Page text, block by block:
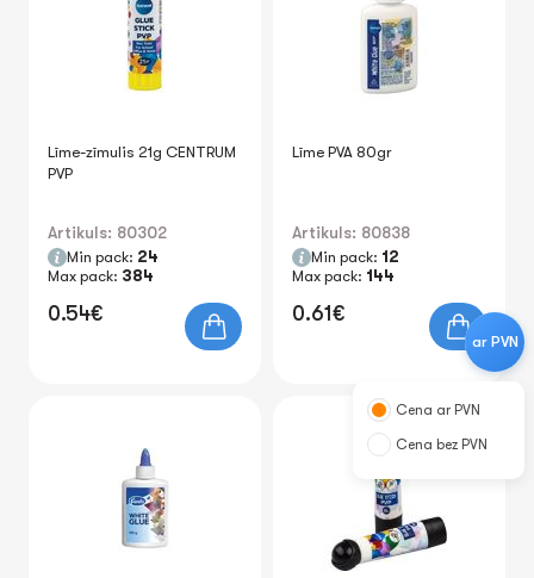
Līme-zīmulis 21g CENTRUM
PVP
Artikuls: 80302
Min pack: 24
Max pack: 384
0.54€
Līme PVA 80gr
Artikuls: 80838
Min pack: 12
Max pack: 144
0.61€
ar PVN
Cena ar PVN
Cena bez PVN